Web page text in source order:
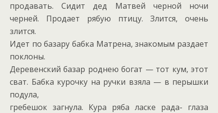
продавать. Сидит дед Матвей черной ночи
черней. Продает рябую птицу. Злится, очень
злится.
Идет по базару бабка Матрена, знакомым раздает
поклоны.
Деревенский базар роднею богат — тот кум, этот
сват. Бабка курочку на ручки взяла — в перышки
подула,
гребешок загнула. Кура ряба ласке рада- глаза